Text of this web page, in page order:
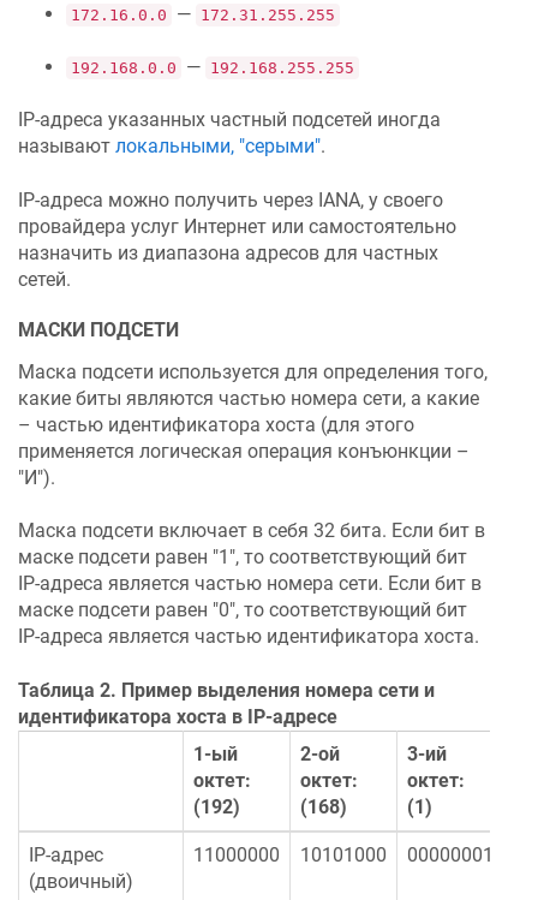
172.16.0.0 — 172.31.255.255
192.168.0.0 — 192.168.255.255
IP-адреса указанных частный подсетей иногда
называют локальными, "серыми".
IP-адреса можно получить через IANA, у своего
провайдера услуг Интернет или самостоятельно
назначить из диапазона адресов для частных
сетей.
МАСКИ ПОДСЕТИ
Маска подсети используется для определения того,
какие биты являются частью номера сети, а какие
– частью идентификатора хоста (для этого
применяется логическая операция конъюнкции –
"И").
Маска подсети включает в себя 32 бита. Если бит в
маске подсети равен "1", то соответствующий бит
IP-адреса является частью номера сети. Если бит в
маске подсети равен "0", то соответствующий бит
IP-адреса является частью идентификатора хоста.
Таблица 2. Пример выделения номера сети и
идентификатора хоста в IP-адресе
1-ый
октет:
(192)
2-ой
октет:
(168)
3-ий
октет:
(1)
IP-адрес
(двоичный)
11000000 10101000 00000001